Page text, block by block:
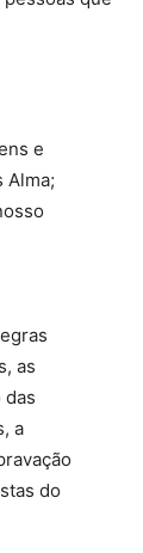
e
Alma;
as
a
do